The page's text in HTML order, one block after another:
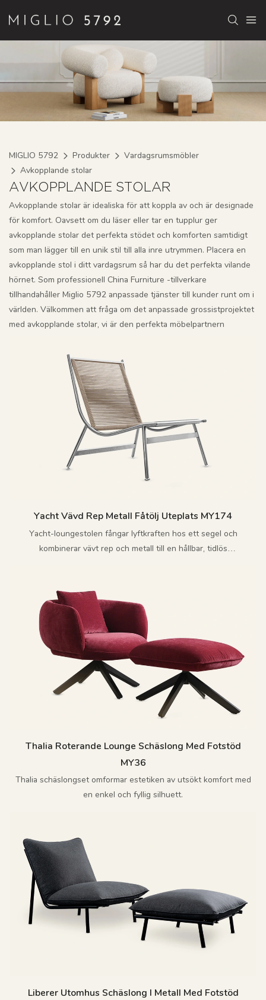
MIGLIO 5792 Produkter
Vardagsrumsmöbler
Avkopplande stolar
AVKOPPLANDE STOLAR
Avkopplande stolar är idealiska för att koppla av och är designade
för komfort. Oavsett om du läser eller tar en tupplur ger
avkopplande stolar det perfekta stödet och komforten samtidigt
som man lägger till en unik stil till alla inre utrymmen. Placera en
avkopplande stol i ditt vardagsrum så har du det perfekta vilande
hörnet. Som professionell China Furniture -tillverkare
tillhandahåller Miglio 5792 anpassade tjänster till kunder runt om i
världen. Välkommen att fråga om det anpassade grossistprojektet
med avkopplande stolar, vi är den perfekta möbelpartnern
Yacht Vävd Rep Metall Fåtölj Uteplats MY174
Yacht-loungestolen fångar lyftkraften hos ett segel och
kombinerar vävt rep och metall till en hållbar, tidlös
Thalia Roterande Lounge Schäslong Med Fotstöd
MY36
Thalia schäslongset omformar estetiken av utsökt komfort med
en enkel och fyllig silhuett.
Liberer Utomhus Schäslong I Metall Med Fotstöd